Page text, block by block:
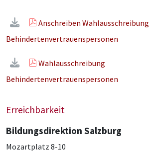
Anschreiben Wahlausschreibung
Behindertenvertrauenspersonen
Wahlausschreibung
Behindertenvertrauenspersonen
Erreichbarkeit
Bildungsdirektion Salzburg
Mozartplatz 8-10